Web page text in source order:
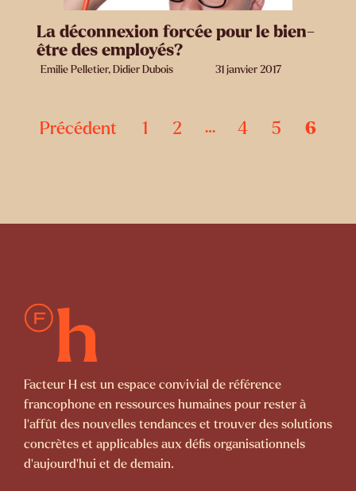
La déconnexion forcée pour le bien-
être des employés?
Emilie Pelletier, Didier Dubois 31 janvier 2017
Précédent 1 2 … 4 5 6
Facteur H est un espace convivial de référence
francophone en ressources humaines pour rester à
l’affût des nouvelles tendances et trouver des solutions
concrètes et applicables aux défis organisationnels
d’aujourd’hui et de demain.